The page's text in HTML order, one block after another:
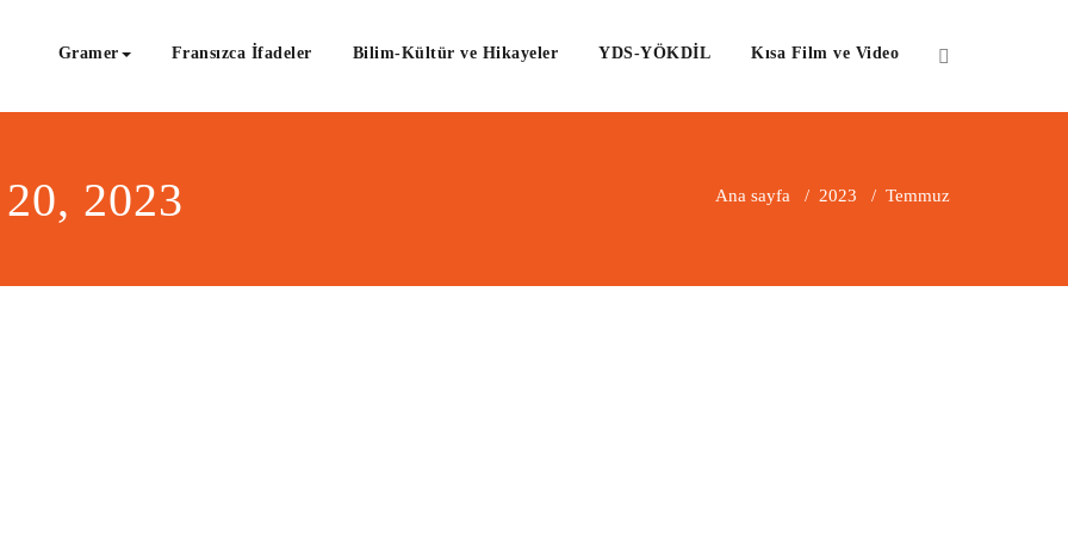
Gramer Fransızca İfadeler Bilim-Kültür ve Hikayeler YDS-YÖKDİL Kısa Film ve Video
2023 Ana sayfa / 2023 / Temmuz